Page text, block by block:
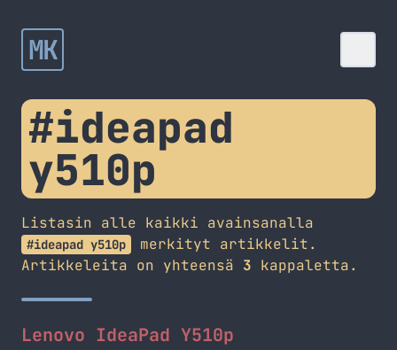
MK
#ideapad
y510p
Listasin alle kaikki avainsanalla
#ideapad y510p
merkityt artikkelit.
Artikkeleita on yhteensä 3 kappaletta.
Lenovo IdeaPad Y510p